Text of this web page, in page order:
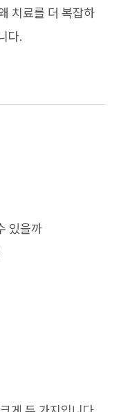
치료를 더 복잡하
다.
있을까